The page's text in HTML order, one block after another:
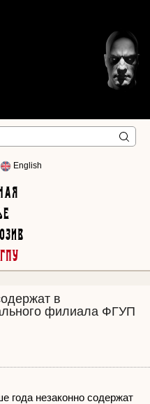
English
в
филиала ФГУП
года незаконно содержат